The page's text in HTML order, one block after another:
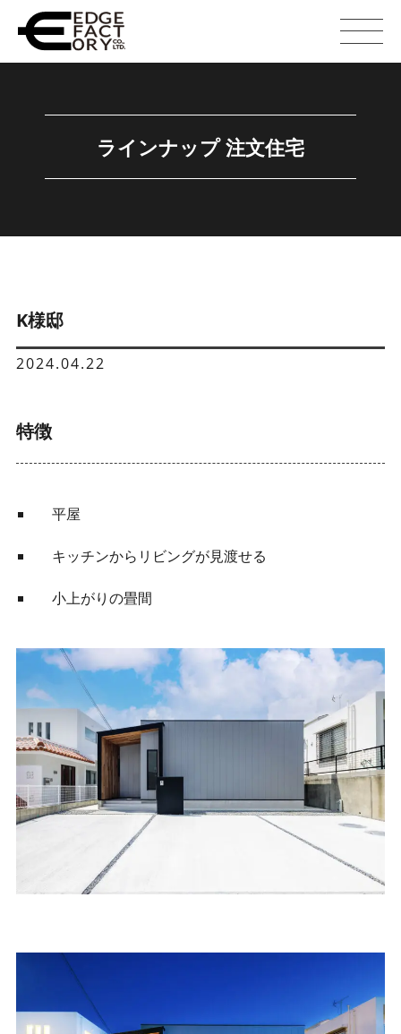
ラインナップ 注文住宅
K様邸
2024.04.22
特徴
平屋
キッチンからリビングが見渡せる
小上がりの畳間